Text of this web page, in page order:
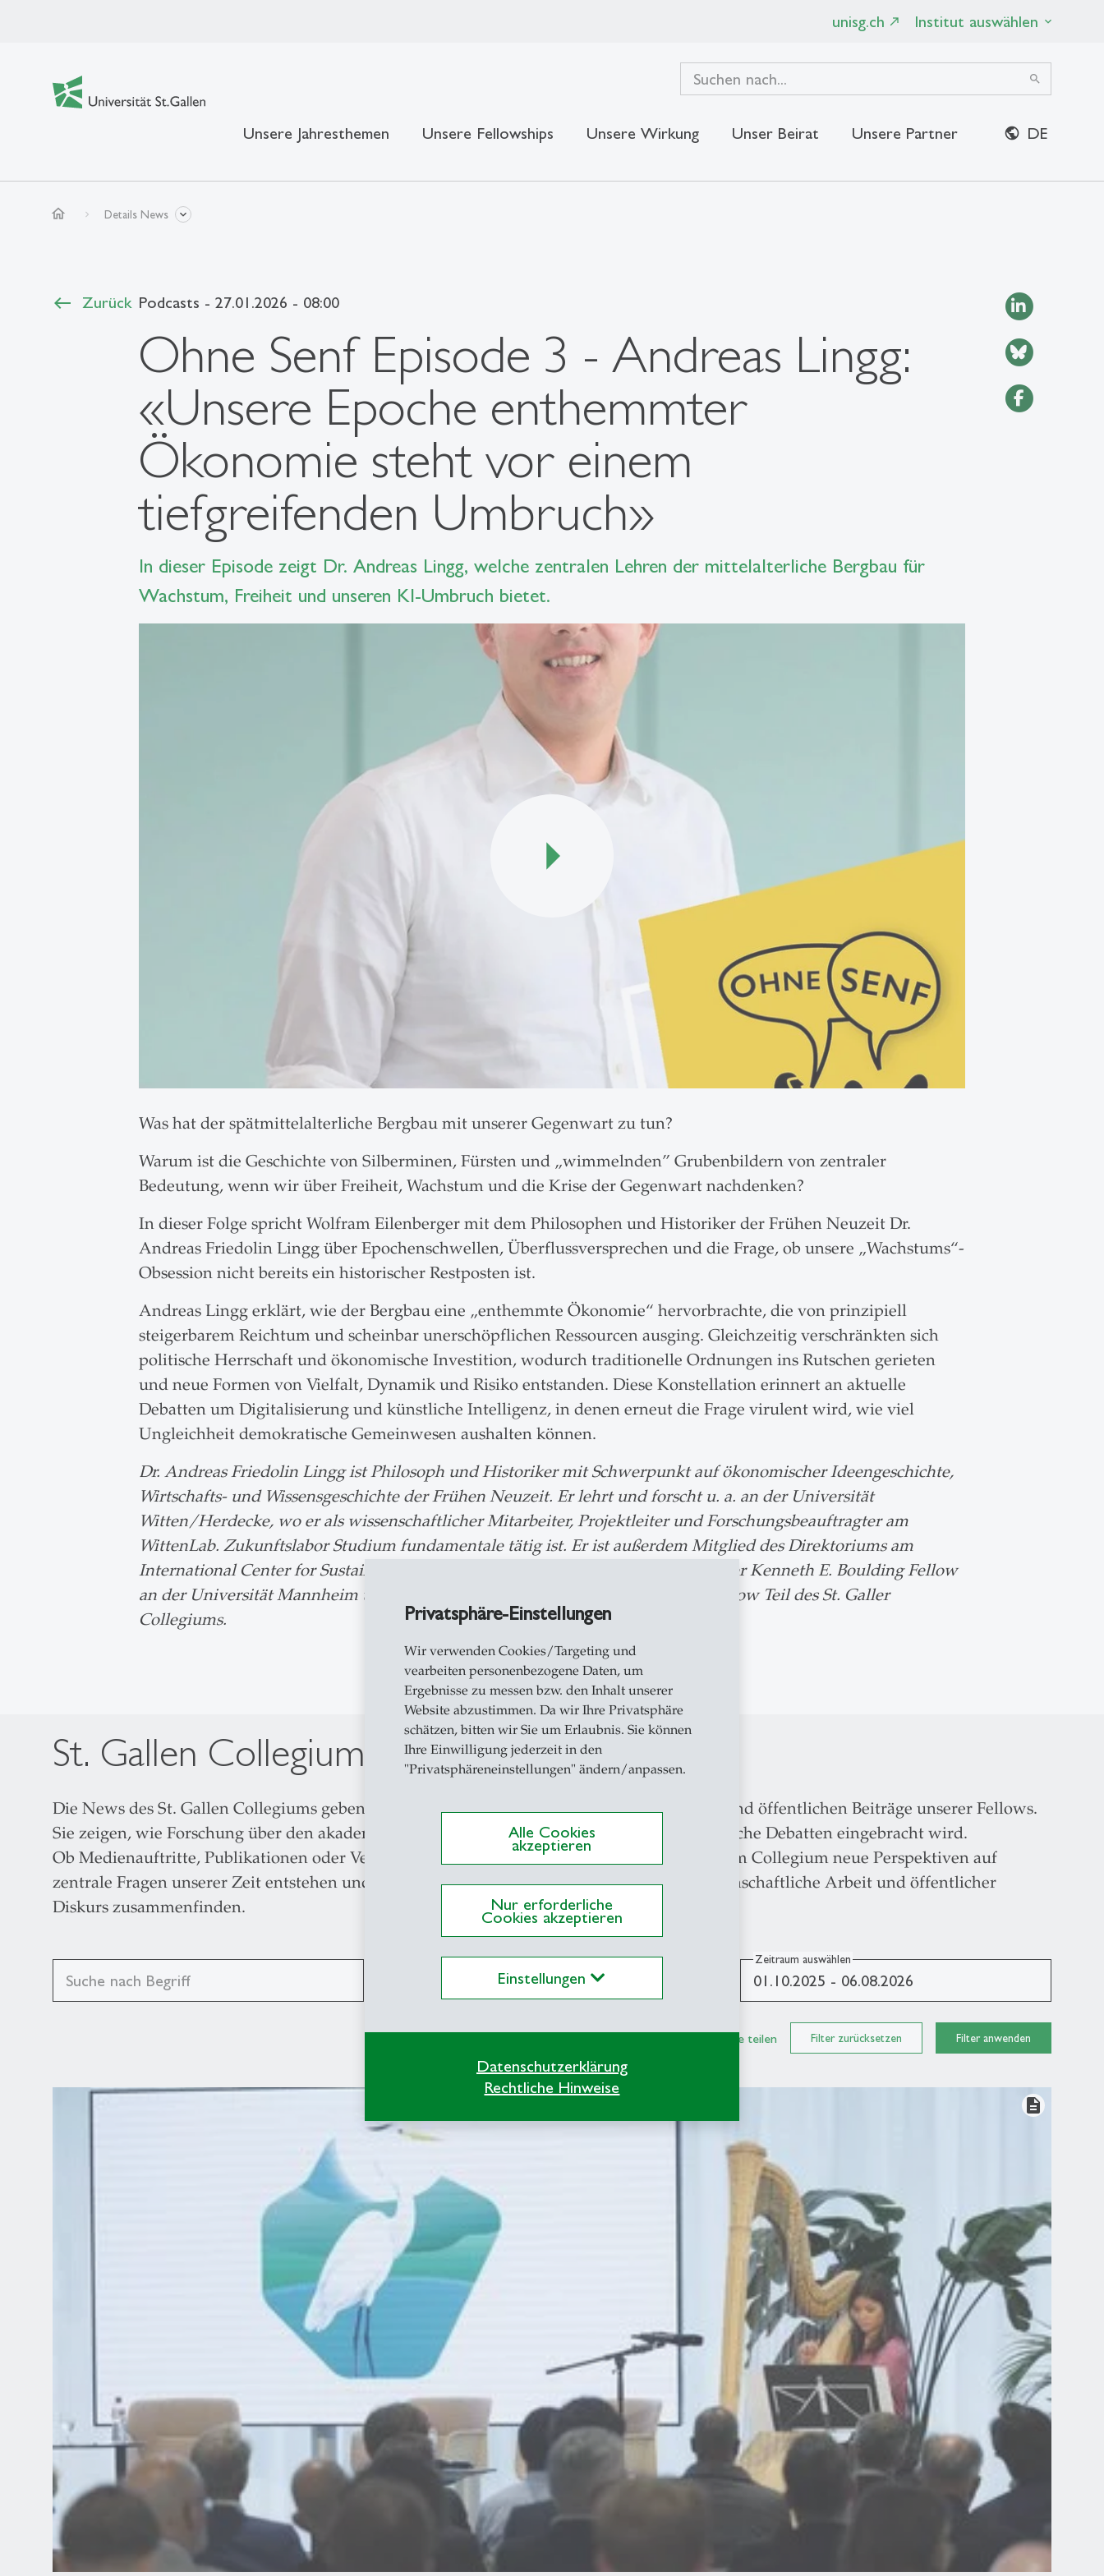
Privatsphäre-Einstellungen
Wir verwenden Cookies/Targeting und
vearbeiten personenbezogene Daten, um
Ergebnisse zu messen bzw. den Inhalt unserer
Website abzustimmen. Da wir Ihre Privatsphäre
schätzen, bitten wir Sie um Erlaubnis. Sie können
Ihre Einwilligung jederzeit in den
"Privatsphäreneinstellungen" ändern/anpassen.
Alle Cookies
akzeptieren
Nur erforderliche
Cookies akzeptieren
Einstellungen
Datenschutzerklärung
Rechtliche Hinweise
unisg.ch Institut auswählen
search
Unsere Jahresthemen Unsere Fellowships Unsere Wirkung Unser Beirat Unsere Partner DE
home Details News
Zurück Podcasts - 27.01.2026 - 08:00
Ohne Senf Episode 3 - Andreas Lingg:
«Unsere Epoche enthemmter
Ökonomie steht vor einem
tiefgreifenden Umbruch»
In dieser Episode zeigt Dr. Andreas Lingg, welche zentralen Lehren der mittelalterliche Bergbau für
Wachstum, Freiheit und unseren KI-Umbruch bietet.
Was hat der spätmittelalterliche Bergbau mit unserer Gegenwart zu tun?
Warum ist die Geschichte von Silberminen, Fürsten und „wimmelnden” Grubenbildern von zentraler
Bedeutung, wenn wir über Freiheit, Wachstum und die Krise der Gegenwart nachdenken?
In dieser Folge spricht Wolfram Eilenberger mit dem Philosophen und Historiker der Frühen Neuzeit Dr.
Andreas Friedolin Lingg über Epochenschwellen, Überflussversprechen und die Frage, ob unsere „Wachstums“-
Obsession nicht bereits ein historischer Restposten ist.
Andreas Lingg erklärt, wie der Bergbau eine „enthemmte Ökonomie“ hervorbrachte, die von prinzipiell
steigerbarem Reichtum und scheinbar unerschöpflichen Ressourcen ausging. Gleichzeitig verschränkten sich
politische Herrschaft und ökonomische Investition, wodurch traditionelle Ordnungen ins Rutschen gerieten
und neue Formen von Vielfalt, Dynamik und Risiko entstanden. Diese Konstellation erinnert an aktuelle
Debatten um Digitalisierung und künstliche Intelligenz, in denen erneut die Frage virulent wird, wie viel
Ungleichheit demokratische Gemeinwesen aushalten können.
Dr. Andreas Friedolin Lingg ist Philosoph und Historiker mit Schwerpunkt auf ökonomischer Ideengeschichte,
Wirtschafts- und Wissensgeschichte der Frühen Neuzeit. Er lehrt und forscht u. a. an der Universität
Witten/Herdecke, wo er als wissenschaftlicher Mitarbeiter, Projektleiter und Forschungsbeauftragter am
WittenLab. Zukunftslabor Studium fundamentale tätig ist. Er ist außerdem Mitglied des Direktoriums am
International Center for Sustainable and Just Transformation (tra:ce). Zuvor war er Kenneth E. Boulding Fellow
an der Universität Mannheim und ist derzeit als Hans Christoph Binswanger Fellow Teil des St. Galler
Collegiums.
St. Gallen Collegium News
Die News des St. Gallen Collegiums geben Einblicke in die laufenden Aktivitäten, Projekte und öffentlichen Beiträge unserer Fellows.
Sie zeigen, wie Forschung über den akademischen Kontext hinaus wirkt und in gesellschaftliche Debatten eingebracht wird.
Ob Medienauftritte, Publikationen oder Veranstaltungen, die Beiträge dokumentieren, wie am Collegium neue Perspektiven auf
zentrale Fragen unserer Zeit entstehen und sichtbar werden. Sie machen deutlich, wie wissenschaftliche Arbeit und öffentlicher
Diskurs zusammenfinden.
Zeitraum auswählen
Gefilterte Suchergebnisse teilen Filter zurücksetzen Filter anwenden
description